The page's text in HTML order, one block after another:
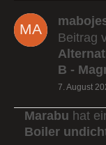
Beitrag
B -
7. August
Marabu hat
Boiler